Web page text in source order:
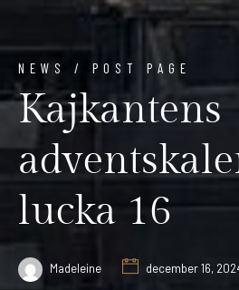
NEWS / POST PAGE
Kajkantens
lucka 16
Madeleine december 16,